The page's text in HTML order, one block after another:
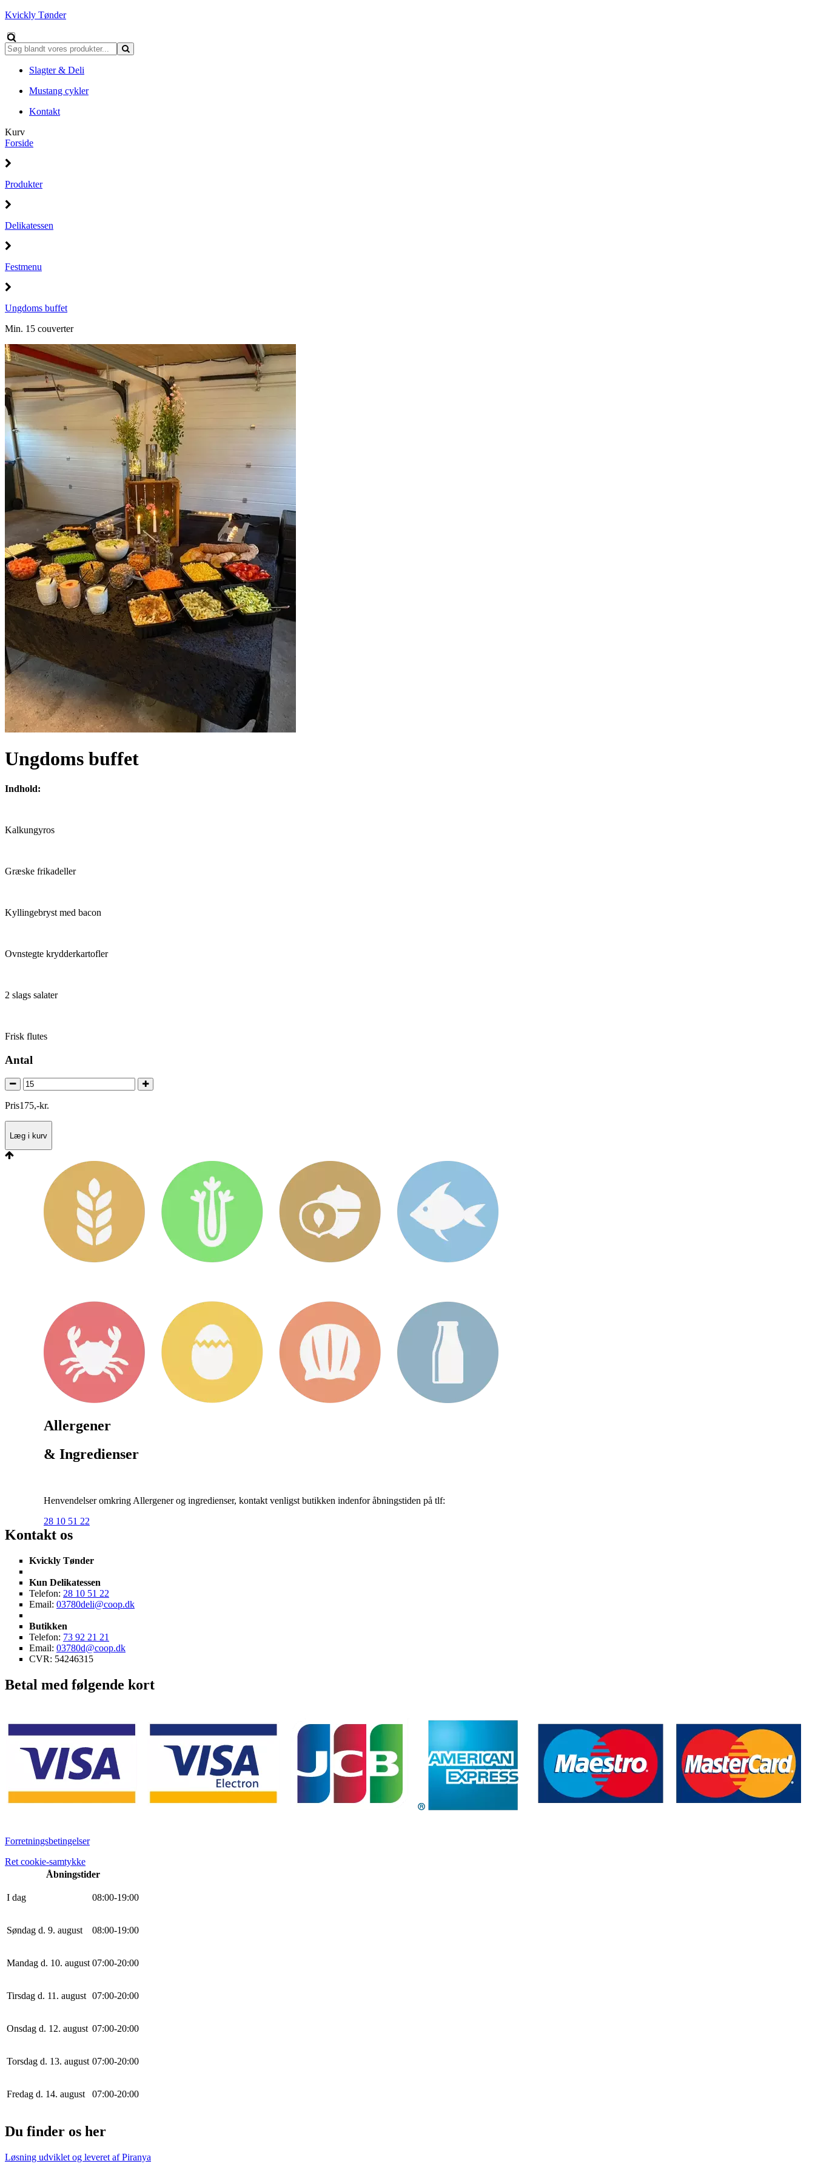
Kvickly Tønder
Slagter & Deli
Mustang cykler
Kontakt
Kurv
Forside
Produkter
Delikatessen
Festmenu
Ungdoms buffet
Min. 15 couverter
Ungdoms buffet
Indhold:
Kalkungyros
Græske frikadeller
Kyllingebryst med bacon
Ovnstegte krydderkartofler
2 slags salater
Frisk flutes
Antal
Pris175,-kr.
Læg i kurv
Allergener
& Ingredienser
Henvendelser omkring Allergener og ingredienser, kontakt venligst butikken indenfor åbningstiden på tlf:
28 10 51 22
Kontakt os
Kvickly Tønder
Kun Delikatessen
Telefon: 28 10 51 22
Email: 03780deli@coop.dk
Butikken
Telefon: 73 92 21 21
Email: 03780d@coop.dk
CVR: 54246315
Betal med følgende kort
Forretningsbetingelser
Ret cookie-samtykke
Åbningstider
I dag 08:00-19:00
Søndag d. 9. august 08:00-19:00
Mandag d. 10. august 07:00-20:00
Tirsdag d. 11. august 07:00-20:00
Onsdag d. 12. august 07:00-20:00
Torsdag d. 13. august 07:00-20:00
Fredag d. 14. august 07:00-20:00
Du finder os her
Løsning udviklet og leveret afPiranya